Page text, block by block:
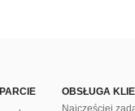
OBSŁUGA
Najczęściej